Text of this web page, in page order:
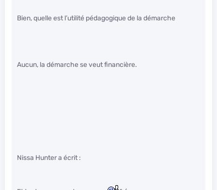
Bien, quelle est l’utilité pédagogique de la démarche
Aucun, la démarche se veut financière.
Nissa Hunter a écrit :